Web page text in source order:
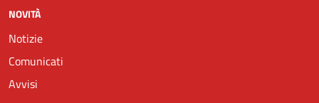
NOVITÀ
Notizie
Comunicati
Avvisi